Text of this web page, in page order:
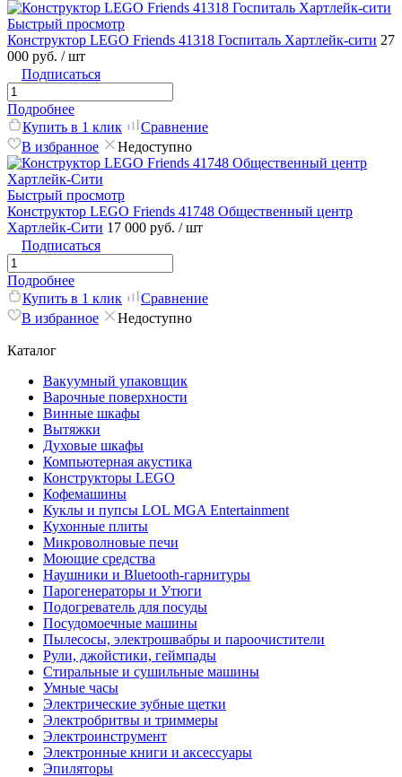
Быстрый просмотр
Конструктор LEGO Friends 41318 Госпиталь Хартлейк-сити 27
000 руб. / шт
Подписаться
Подробнее
Купить в 1 клик
Сравнение
В избранное
Недоступно
Быстрый просмотр
Конструктор LEGO Friends 41748 Общественный центр
Хартлейк-Сити 17 000 руб. / шт
Подписаться
Подробнее
Купить в 1 клик
Сравнение
В избранное
Недоступно
Каталог
Вакуумный упаковщик
Варочные поверхности
Винные шкафы
Вытяжки
Духовые шкафы
Компьютерная акустика
Конструкторы LEGO
Кофемашины
Куклы и пупсы LOL MGA Entertainment
Кухонные плиты
Микроволновые печи
Моющие средства
Наушники и Bluetooth-гарнитуры
Парогенераторы и Утюги
Подогреватель для посуды
Посудомоечные машины
Пылесосы, электрошвабры и пароочистители
Рули, джойстики, геймпады
Стиральные и сушильные машины
Умные часы
Электрические зубные щетки
Электробритвы и триммеры
Электроинструмент
Электронные книги и аксессуары
Эпиляторы